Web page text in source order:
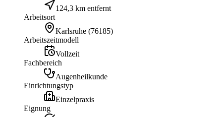
124,3 km entfernt
Arbeitsort
Karlsruhe (76185)
Arbeitszeitmodell
Vollzeit
Fachbereich
Augenheilkunde
Einrichtungstyp
Einzelpraxis
Eignung